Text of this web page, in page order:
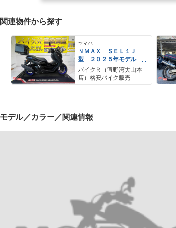
関連物件から探す
ヤマハ
ＮＭＡＸ ＳＥＬ１Ｊ
型 ２０２５年モデル
ＡＢＳ キーレス リア
キャリア リアＢＯＸ
バイクＲ（宜野湾大山本
店）格安バイク販売
モデル／カラー／関連情報